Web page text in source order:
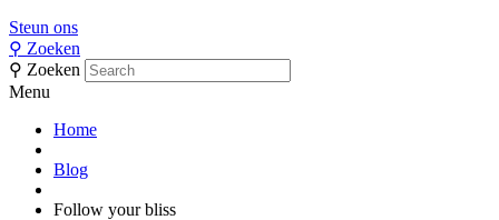
Steun ons
⚲ Zoeken
⚲ Zoeken
Menu
Home
Blog
Follow your bliss